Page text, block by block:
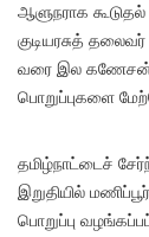
ஆளுநராக
குடியரசுத்
வரை இல கணேசன்
பொறுப்புகளை
தமிழ்நாட்டைச்
இறுதியில்
பொறுப்பு